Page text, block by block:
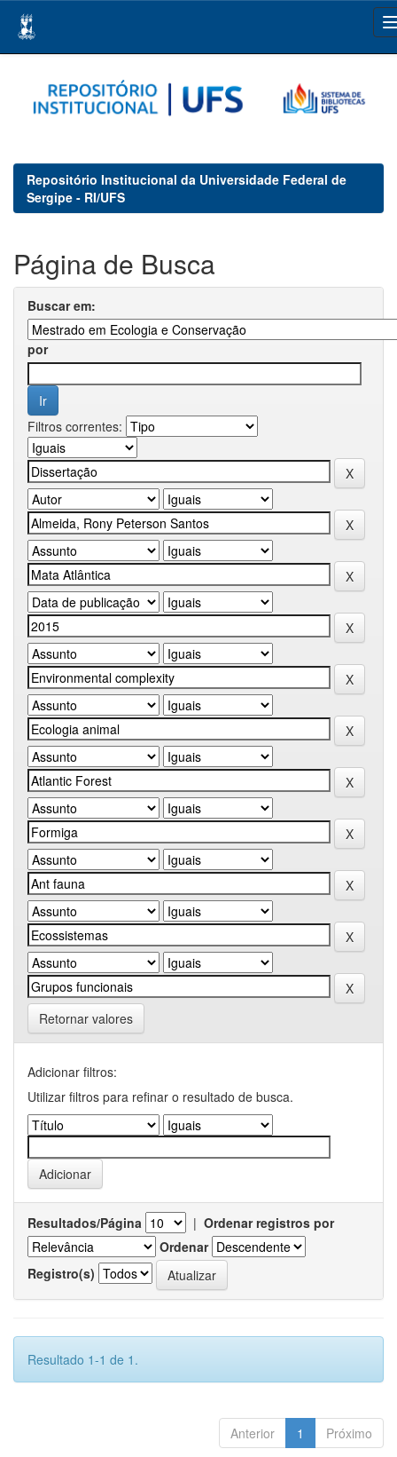
navigation
Repositório Institucional da Universidade Federal de
Sergipe - RI/UFS
Página de Busca
Buscar em:
por
Filtros correntes:
Retornar valores
Adicionar filtros:
Utilizar filtros para refinar o resultado de busca.
Resultados/Página | Ordenar registros por
Ordenar
Registro(s)
Resultado 1-1 de 1.
Anterior 1 Próximo